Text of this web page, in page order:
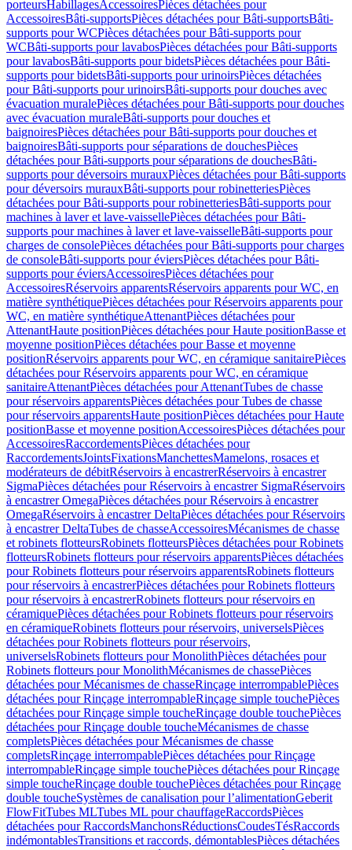
porteursHabillagesAccessoiresPièces détachées pour
AccessoiresBâti-supportsPièces détachées pour Bâti-supportsBâti-
supports pour WCPièces détachées pour Bâti-supports pour
WCBâti-supports pour lavabosPièces détachées pour Bâti-supports
pour lavabosBâti-supports pour bidetsPièces détachées pour Bâti-
supports pour bidetsBâti-supports pour urinoirsPièces détachées
pour Bâti-supports pour urinoirsBâti-supports pour douches avec
évacuation muralePièces détachées pour Bâti-supports pour douches
avec évacuation muraleBâti-supports pour douches et
baignoiresPièces détachées pour Bâti-supports pour douches et
baignoiresBâti-supports pour séparations de douchesPièces
détachées pour Bâti-supports pour séparations de douchesBâti-
supports pour déversoirs murauxPièces détachées pour Bâti-supports
pour déversoirs murauxBâti-supports pour robinetteriesPièces
détachées pour Bâti-supports pour robinetteriesBâti-supports pour
machines à laver et lave-vaissellePièces détachées pour Bâti-
supports pour machines à laver et lave-vaisselleBâti-supports pour
charges de consolePièces détachées pour Bâti-supports pour charges
de consoleBâti-supports pour éviersPièces détachées pour Bâti-
supports pour éviersAccessoiresPièces détachées pour
AccessoiresRéservoirs apparentsRéservoirs apparents pour WC, en
matière synthétiquePièces détachées pour Réservoirs apparents pour
WC, en matière synthétiqueAttenantPièces détachées pour
AttenantHaute positionPièces détachées pour Haute positionBasse et
moyenne positionPièces détachées pour Basse et moyenne
positionRéservoirs apparents pour WC, en céramique sanitairePièces
détachées pour Réservoirs apparents pour WC, en céramique
sanitaireAttenantPièces détachées pour AttenantTubes de chasse
pour réservoirs apparentsPièces détachées pour Tubes de chasse
pour réservoirs apparentsHaute positionPièces détachées pour Haute
positionBasse et moyenne positionAccessoiresPièces détachées pour
AccessoiresRaccordementsPièces détachées pour
RaccordementsJointsFixationsManchettesMamelons, rosaces et
modérateurs de débitRéservoirs à encastrerRéservoirs à encastrer
SigmaPièces détachées pour Réservoirs à encastrer SigmaRéservoirs
à encastrer OmegaPièces détachées pour Réservoirs à encastrer
OmegaRéservoirs à encastrer DeltaPièces détachées pour Réservoirs
à encastrer DeltaTubes de chasseAccessoiresMécanismes de chasse
et robinets flotteursRobinets flotteursPièces détachées pour Robinets
flotteursRobinets flotteurs pour réservoirs apparentsPièces détachées
pour Robinets flotteurs pour réservoirs apparentsRobinets flotteurs
pour réservoirs à encastrerPièces détachées pour Robinets flotteurs
pour réservoirs à encastrerRobinets flotteurs pour réservoirs en
céramiquePièces détachées pour Robinets flotteurs pour réservoirs
en céramiqueRobinets flotteurs pour réservoirs, universelsPièces
détachées pour Robinets flotteurs pour réservoirs,
universelsRobinets flotteurs pour MonolithPièces détachées pour
Robinets flotteurs pour MonolithMécanismes de chassePièces
détachées pour Mécanismes de chasseRinçage interrompablePièces
détachées pour Rinçage interrompableRinçage simple touchePièces
détachées pour Rinçage simple toucheRinçage double touchePièces
détachées pour Rinçage double toucheMécanismes de chasse
completsPièces détachées pour Mécanismes de chasse
completsRinçage interrompablePièces détachées pour Rinçage
interrompableRinçage simple touchePièces détachées pour Rinçage
simple toucheRinçage double touchePièces détachées pour Rinçage
double toucheSystèmes de canalisation pour l’alimentationGeberit
FlowFitTubes MLTubes ML pour chauffageRaccordsPièces
détachées pour RaccordsManchonsRéductionsCoudesTésRaccords
indémontablesTransitions et raccords, démontablesPièces détachées